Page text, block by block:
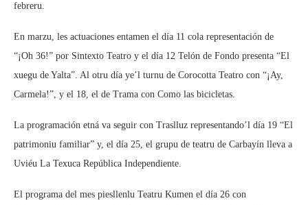
febreru.
En marzu, les actuaciones entamen el día 11 cola representación de
“¡Oh 36!” por Sintexto Teatro y el día 12 Telón de Fondo presenta “El
xuegu de Yalta”. Al otru día ye’l turnu de Corocotta Teatro con “¡Ay,
Carmela!”, y el 18, el de Trama con Como las bicicletas.
La programación etná va seguir con Traslluz representando’l día 19 “El
patrimoniu familiar” y, el día 25, el grupu de teatru de Carbayín lleva a
Uviéu La Texuca República Independiente.
El programa del mes piesllenlu Teatru Kumen el día 26 con